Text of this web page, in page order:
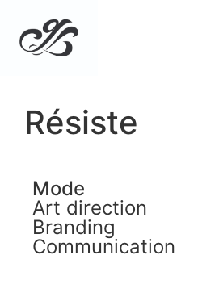
Résiste
Mode
Art direction
Branding
Communication